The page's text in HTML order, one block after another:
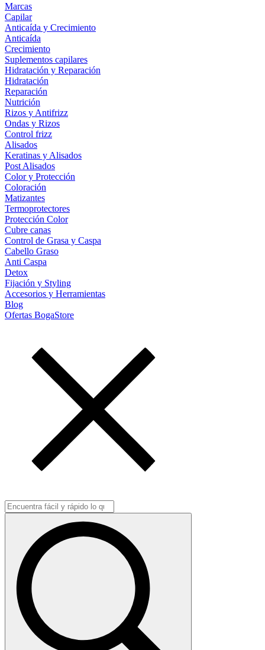
Marcas
Capilar
Anticaída y Crecimiento
Anticaída
Crecimiento
Suplementos capilares
Hidratación y Reparación
Hidratación
Reparación
Nutrición
Rizos y Antifrizz
Ondas y Rizos
Control frizz
Alisados
Keratinas y Alisados
Post Alisados
Color y Protección
Coloración
Matizantes
Termoprotectores
Protección Color
Cubre canas
Control de Grasa y Caspa
Cabello Graso
Anti Caspa
Detox
Fijación y Styling
Accesorios y Herramientas
Blog
Ofertas BogaStore